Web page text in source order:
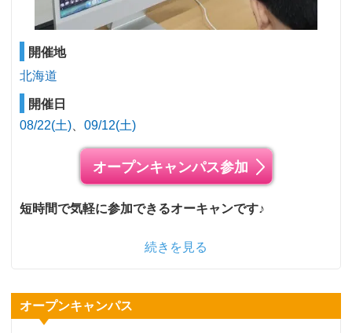
開催地
北海道
開催日
08/22(土)
09/12(土)
オープンキャンパス参加
短時間で気軽に参加できるオーキャンです♪
続きを見る
オープンキャンパス